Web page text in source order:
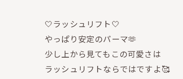
🤍ラッシュリフト🤍
やっぱり安定のパーマ🫶
少し上から見てもこの可愛さは
ラッシュリフトならではですよ🥰